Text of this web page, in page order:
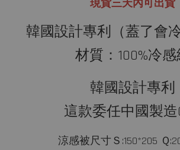
NT$ 450
+NT$ 390
NT$ 450
-
韓國設計專利（蓋了會
材質：100%冷
韓國設計專利
這款委任中國製造
涼感被尺寸 Ｓ:150*205 Ｑ